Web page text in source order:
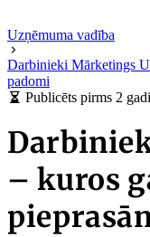
Uzņēmuma vadība
Darbinieki Mārketings
padomi
Publicēts pirms 2
– kuros